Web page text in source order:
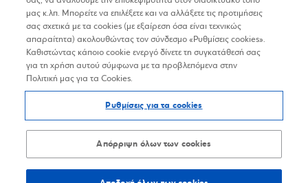
Όροι Χρήσης
Προσωπικά Δεδομένα στον Διαδικτυακό Τόπο
Δήλωση Προσβασιμότητας
Sitemap
μας κ.λπ. Μπορείτε να επιλέξετε και να αλλάξετε τις προτιμήσεις
σας σχετικά με τα cookies (με εξαίρεση όσα είναι τεχνικώς
απαραίτητα) ακολουθώντας τον σύνδεσμο «Ρυθμίσεις cookies».
Καθιστώντας κάποιο cookie ενεργό δίνετε τη συγκατάθεσή σας
για τη χρήση αυτού σύμφωνα με τα προβλεπόμενα στην
Πολιτική μας για τα Cookies.
Ρυθμίσεις για τα cookies
Απόρριψη όλων των cookies